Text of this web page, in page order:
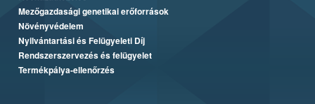
Mezőgazdasági genetikai erőforrások
Növényvédelem
Nyilvántartási és Felügyeleti Díj
Rendszerszervezés és felügyelet
Termékpálya-ellenőrzés